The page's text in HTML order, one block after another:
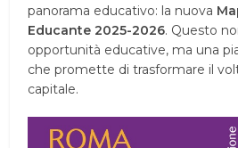
panorama educativo: la nuova
Educante 2025-2026. Questo
opportunità educative, ma una
che promette di trasformare il
capitale.